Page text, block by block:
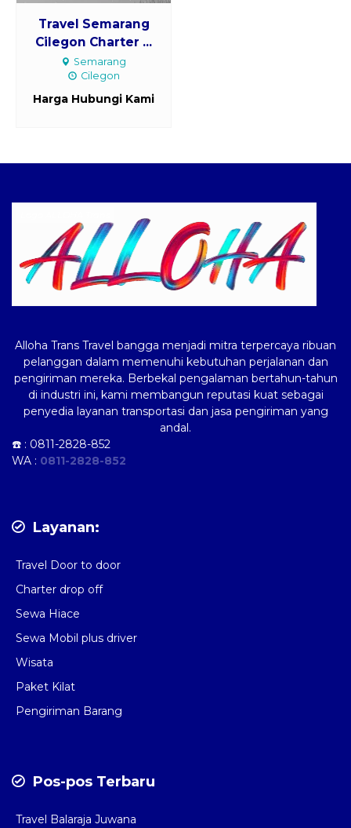
Travel Semarang
Cilegon Charter ...
Semarang
Cilegon
Harga Hubungi Kami
Alloha Trans Travel bangga menjadi mitra terpercaya ribuan
pelanggan dalam memenuhi kebutuhan perjalanan dan
pengiriman mereka. Berbekal pengalaman bertahun-tahun
di industri ini, kami membangun reputasi kuat sebagai
penyedia layanan transportasi dan jasa pengiriman yang
andal.
☎️ : 0811-2828-852
WA : 0811-2828-852
Layanan:
Travel Door to door
Charter drop off
Sewa Hiace
Sewa Mobil plus driver
Wisata
Paket Kilat
Pengiriman Barang
Pos-pos Terbaru
Travel Balaraja Juwana